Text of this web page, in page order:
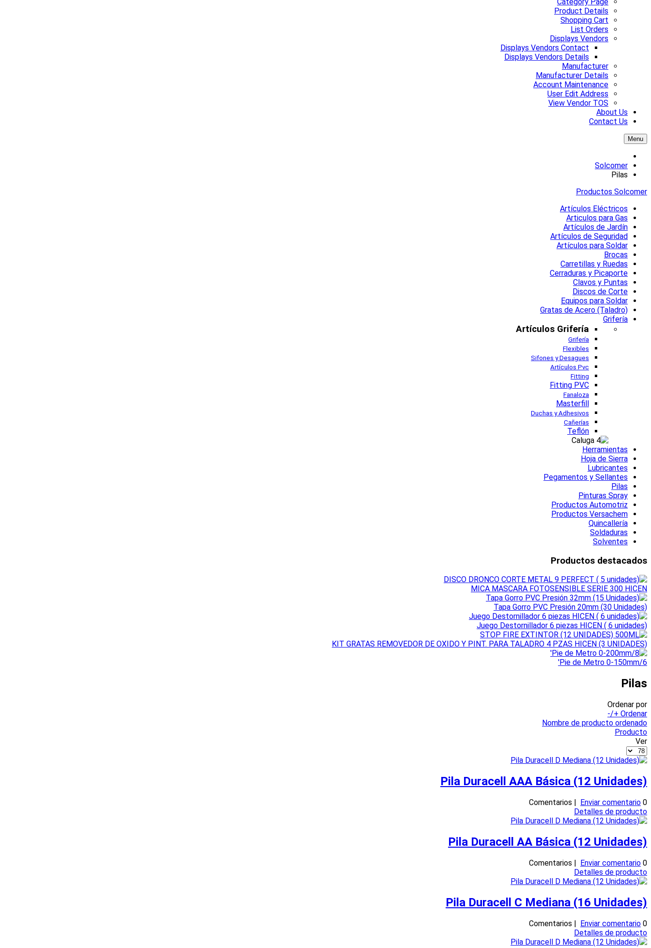
Product Details
Shopping Cart
List Orders
Displays Vendors
Displays Vendors Contact
Displays Vendors Details
Manufacturer
Manufacturer Details
Account Maintenance
User Edit Address
View Vendor TOS
About Us
Contact Us
Menu
Solcomer
Pilas
Productos Solcomer
Artículos Eléctricos
Articulos para Gas
Artículos de Jardín
Artículos de Seguridad
Artículos para Soldar
Brocas
Carretillas y Ruedas
Cerraduras y Picaporte
Clavos y Puntas
Discos de Corte
Equipos para Soldar
Gratas de Acero (Taladro)
Grifería
Artículos Grifería
Grifería
Flexibles
Sifones y Desagues
Artículos Pvc
Fitting
Fitting PVC
Fanaloza
Masterfill
Duchas y Adhesivos
Cañerías
Teflón
Herramientas
Hoja de Sierra
Lubricantes
Pegamentos y Sellantes
Pilas
Pinturas Spray
Productos Automotriz
Productos Versachem
Quincallería
Soldaduras
Solventes
Productos destacados
MICA MASCARA FOTOSENSIBLE SERIE 300 HICEN
Tapa Gorro PVC Presión 20mm (30 Unidades)
Juego Destornillador 6 piezas HICEN ( 6 unidades)
KIT GRATAS REMOVEDOR DE OXIDO Y PINT. PARA TALADRO 4 PZAS HICEN (3 UNIDADES)
Pie de Metro 0-150mm/6'
Pilas
Ordenar por
Ordenar +/-
Nombre de producto ordenado
Producto
Ver
Pila Duracell AAA Básica (12 Unidades)
0 Comentarios |
Enviar comentario
Detalles de producto
Pila Duracell AA Básica (12 Unidades)
0 Comentarios |
Enviar comentario
Detalles de producto
Pila Duracell C Mediana (16 Unidades)
0 Comentarios |
Enviar comentario
Detalles de producto